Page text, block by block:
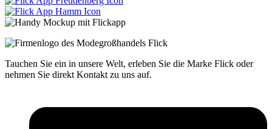
Tauchen Sie ein in unsere Welt, erleben Sie die Marke Flick oder
nehmen Sie direkt Kontakt zu uns auf.